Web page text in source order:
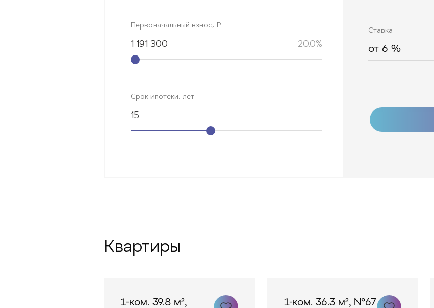
Первоначальный взнос, ₽
1 191 300 20.0%
Срок ипотеки, лет
15
Ставка
от 6 %
Квартиры
1-ком. 39.8 м²,
1-ком. 36.3 м², №67